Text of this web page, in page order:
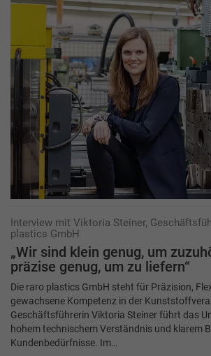
Interview mit Viktoria Steiner,
plastics GmbH
„Wir sind klein genug, um
präzise genug, um zu liefern“
Die raro plastics GmbH steht für Präzision,
gewachsene Kompetenz in der
Geschäftsführerin Viktoria Steiner führt das
hohem technischem Verständnis und klarem
Kundenbedürfnisse. Im…